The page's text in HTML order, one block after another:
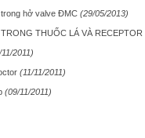
hở valve ĐMC (29/05/2013)
THUỐC LÁ VÀ RECEPTOR
2011)
(11/11/2011)
(09/11/2011)